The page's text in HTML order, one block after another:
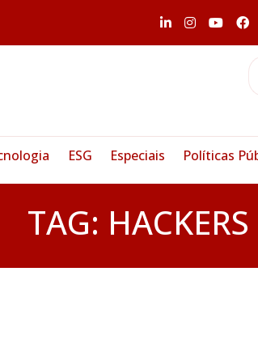
ESG Especiais Políticas
TAG: